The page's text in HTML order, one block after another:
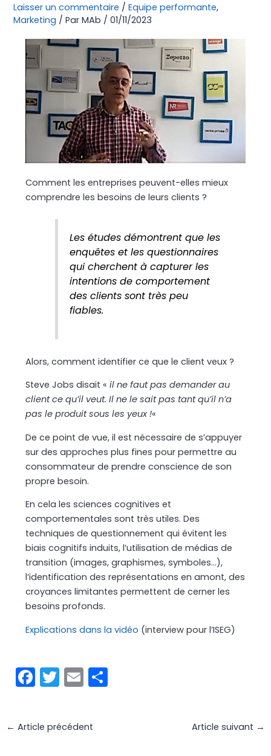
Laisser un commentaire /Equipe performante,
Marketing / ParMAb /01/11/2023
Comment les entreprises peuvent-elles mieux
comprendre les besoins de leurs clients ?
Les études démontrent que les
enquêtes et les questionnaires
qui cherchent à capturer les
intentions de comportement
des clients sont très peu
fiables.
Alors, comment identifier ce que le client veux ?
Steve Jobs disait «il ne faut pas demander au
client ce qu’il veut. Il ne le sait pas tant qu’il n’a
pas le produit sous les yeux !«
De ce point de vue, il est nécessaire de s’appuyer
sur des approches plus fines pour permettre au
consommateur de prendre conscience de son
propre besoin.
En cela les sciences cognitives et
comportementales sont très utiles. Des
techniques de questionnement qui évitent les
biais cognitifs induits, l’utilisation de médias de
transition (images, graphismes, symboles…),
l’identification des représentations en amont, des
croyances limitantes permettent de cerner les
besoins profonds.
Explications dans la vidéo (interview pour l’ISEG)
F
c
e
T
itt
er
E
l
← Article précédent Article suivant →